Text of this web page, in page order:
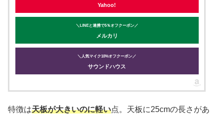
Yahoo!
＼LINEと連携で5％オフクーポン／
メルカリ
＼人気マイク10%オフクーポン／
サウンドハウス
特徴は天板が大きいのに軽い点。天板に25cmの長さがあ